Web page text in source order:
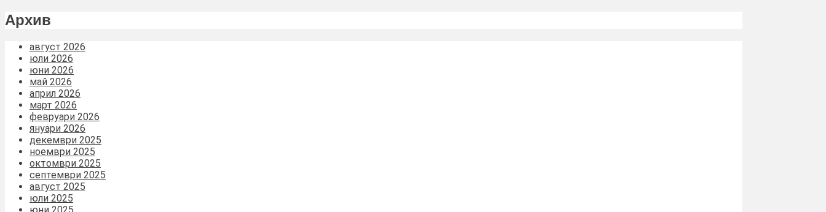
Архив
август 2026
юли 2026
юни 2026
май 2026
април 2026
март 2026
февруари 2026
януари 2026
декември 2025
ноември 2025
октомври 2025
септември 2025
август 2025
юли 2025
юни 2025